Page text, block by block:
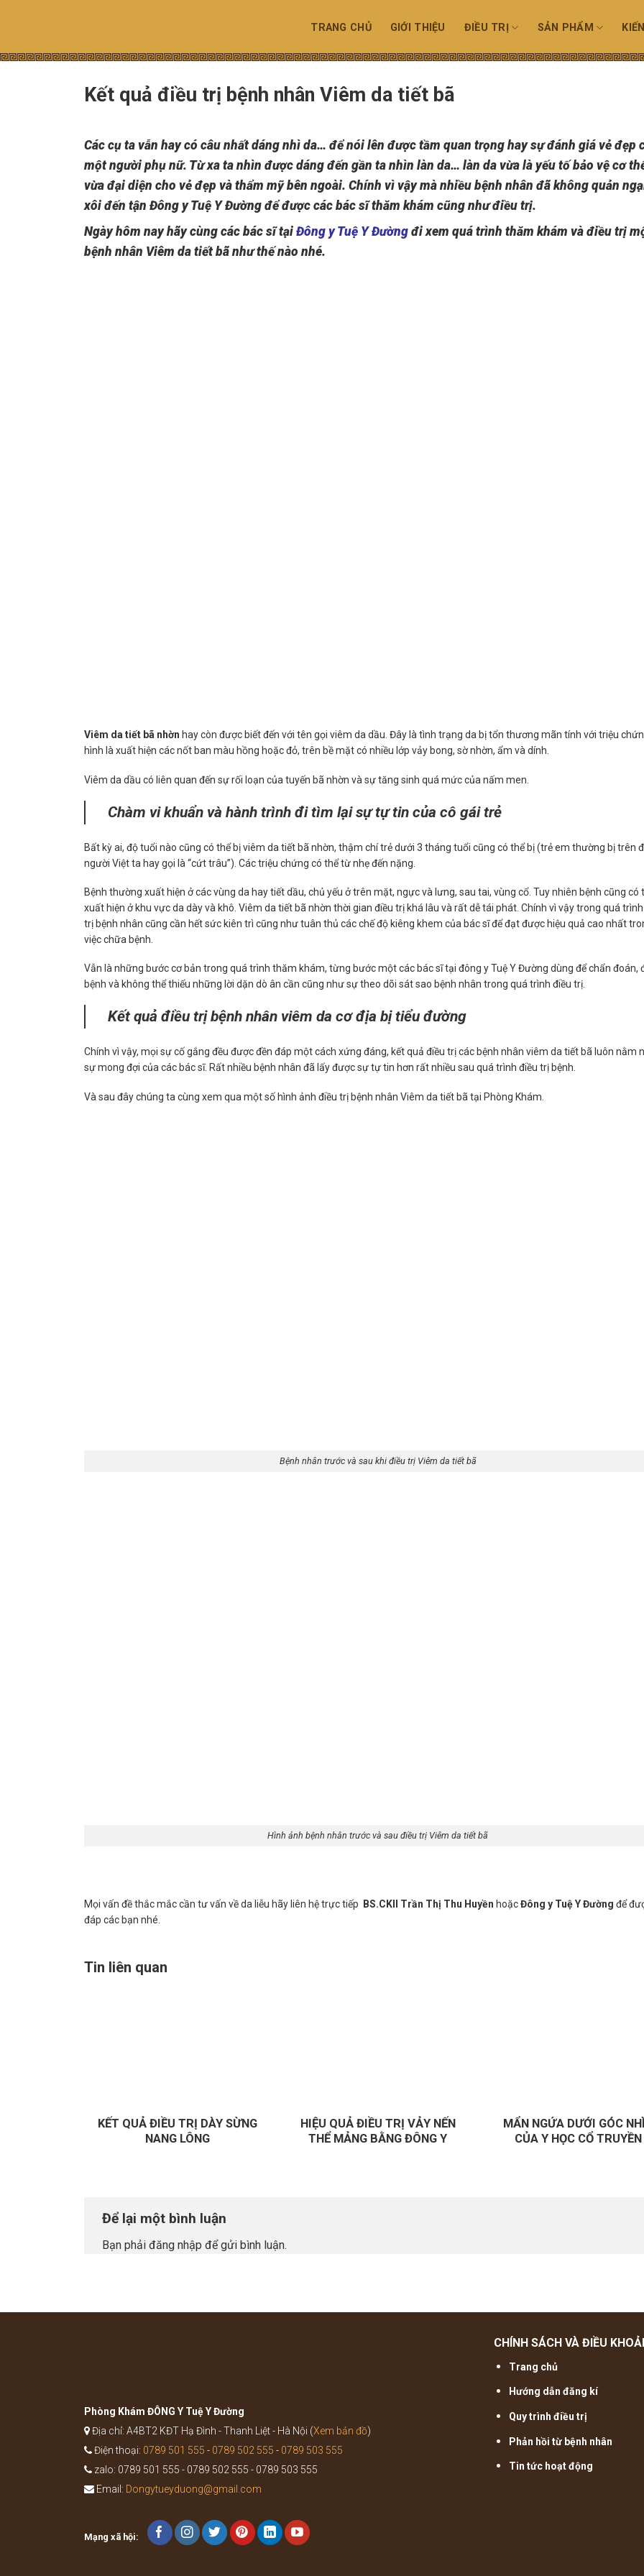
TRANG CHỦ GIỚI THIỆU ĐIỀU TRỊ SẢN PHẨM
Kết quả điều trị bệnh nhân Viêm da tiết bã
Các cụ ta vẫn hay có câu nhất dáng nhì da… để nói lên được tầm quan trọng hay sự đánh giá vẻ đẹp
một người phụ nữ. Từ xa ta nhìn được dáng đến gần ta nhìn làn da… làn da vừa là yếu tố bảo vệ cơ
vừa đại diện cho vẻ đẹp và thẩm mỹ bên ngoài. Chính vì vậy mà nhiều bệnh nhân đã không quản
xôi đến tận Đông y Tuệ Y Đường để được các bác sĩ thăm khám cũng như điều trị.
Ngày hôm nay hãy cùng các bác sĩ tại Đông y Tuệ Y Đường đi xem quá trình thăm khám và điều trị
bệnh nhân Viêm da tiết bã như thế nào nhé.
Viêm da tiết bã nhờn hay còn được biết đến với tên gọi viêm da dầu. Đây là tình trạng da bị tổn thương mãn tính với triệu
hình là xuất hiện các nốt ban màu hồng hoặc đỏ, trên bề mặt có nhiều lớp vảy bong, sờ nhờn, ẩm và dính.
Viêm da dầu có liên quan đến sự rối loạn của tuyến bã nhờn và sự tăng sinh quá mức của nấm men.
Chàm vi khuẩn và hành trình đi tìm lại sự tự tin của cô gái trẻ
Bất kỳ ai, độ tuổi nào cũng có thể bị viêm da tiết bã nhờn, thậm chí trẻ dưới 3 tháng tuổi cũng có thể bị (trẻ em thường bị trên
người Việt ta hay gọi là “cứt trâu”). Các triệu chứng có thể từ nhẹ đến nặng.
Bệnh thường xuất hiện ở các vùng da hay tiết dầu, chủ yếu ở trên mặt, ngực và lưng, sau tai, vùng cổ. Tuy nhiên bệnh cũng có
xuất hiện ở khu vực da dày và khô. Viêm da tiết bã nhờn thời gian điều trị khá lâu và rất dễ tái phát. Chính vì vậy trong quá trình
trị bệnh nhân cũng cần hết sức kiên trì cũng như tuân thủ các chế độ kiêng khem của bác sĩ để đạt được hiệu quả cao nhất
việc chữa bệnh.
Vẫn là những bước cơ bản trong quá trình thăm khám, từng bước một các bác sĩ tại đông y Tuệ Y Đường dùng để chẩn đoán,
bệnh và không thể thiếu những lời dặn dò ân cần cũng như sự theo dõi sát sao bệnh nhân trong quá trình điều trị.
Kết quả điều trị bệnh nhân viêm da cơ địa bị tiểu đường
Chính vì vậy, mọi sự cố gắng đều được đền đáp một cách xứng đáng, kết quả điều trị các bệnh nhân viêm da tiết bã luôn nằm
sự mong đợi của các bác sĩ. Rất nhiều bệnh nhân đã lấy được sự tự tin hơn rất nhiều sau quá trình điều trị bệnh.
Và sau đây chúng ta cùng xem qua một số hình ảnh điều trị bệnh nhân Viêm da tiết bã tại Phòng Khám.
Bệnh nhân trước và sau khi điều trị Viêm da tiết bã
Hình ảnh bệnh nhân trước và sau điều trị Viêm da tiết bã
Mọi vấn đề thắc mắc cần tư vấn về da liễu hãy liên hệ trực tiếp BS.CKII Trần Thị Thu Huyền hoặcĐông y Tuệ Y Đường để
đáp các bạn nhé.
Tin liên quan
KẾT QUẢ ĐIỀU TRỊ DÀY SỪNG
NANG LÔNG
HIỆU QUẢ ĐIỀU TRỊ VẢY NẾN
THỂ MẢNG BẰNG ĐÔNG Y
MẨN NGỨA DƯỚI GÓC
CỦA Y HỌC CỔ TRUYỀN
Để lại một bình luận
Bạn phải đăng nhập để gửi bình luận.
Phòng Khám ĐÔNG Y Tuệ Y Đường
Địa chỉ: A4BT2 KĐT Hạ Đình - Thanh Liệt - Hà Nội (Xem bản đồ)
Điện thoại: 0789 501 555 - 0789 502 555 - 0789 503 555
zalo: 0789 501 555 - 0789 502 555 - 0789 503 555
Email: Dongytueyduong@gmail.com
Mạng xã hội:
CHÍNH SÁCH VÀ ĐIỀU
Trang chủ
Hướng dẫn đăng kí
Quy trình điều trị
Phản hồi từ bệnh nhân
Tin tức hoạt động